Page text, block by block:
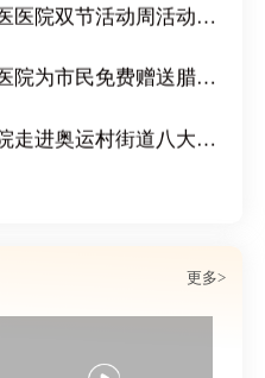
街道社区领导莅临我院视察 共话基层中医药服务发展
更多>